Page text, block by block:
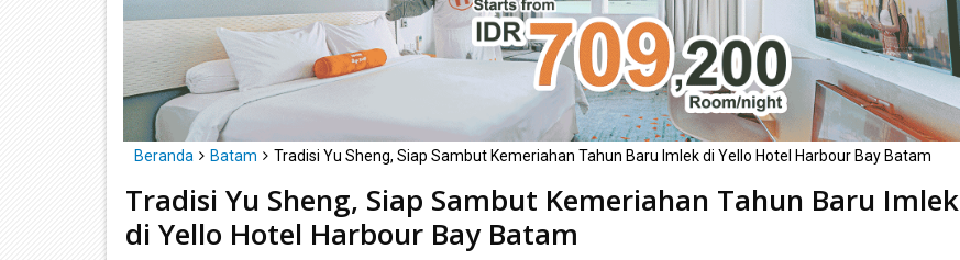
Beranda Batam Tradisi Yu Sheng, Siap Sambut Kemeriahan Tahun Baru Imlek di Yello Hotel Harbour Bay Batam
Tradisi Yu Sheng, Siap Sambut Kemeriahan Tahun Baru Imlek
di Yello Hotel Harbour Bay Batam